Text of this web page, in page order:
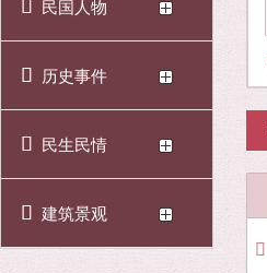
民国人物
历史事件
民生民情
建筑景观